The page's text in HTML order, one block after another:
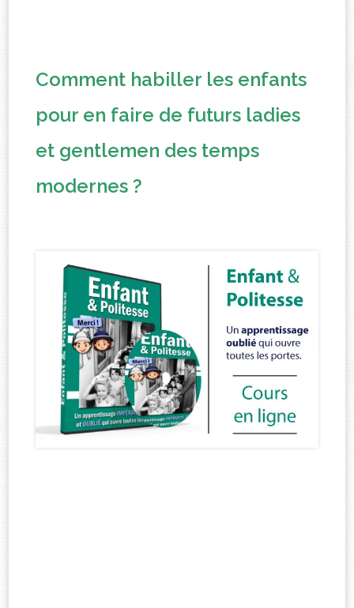
Comment habiller les enfants
pour en faire de futurs ladies
et gentlemen des temps
modernes ?